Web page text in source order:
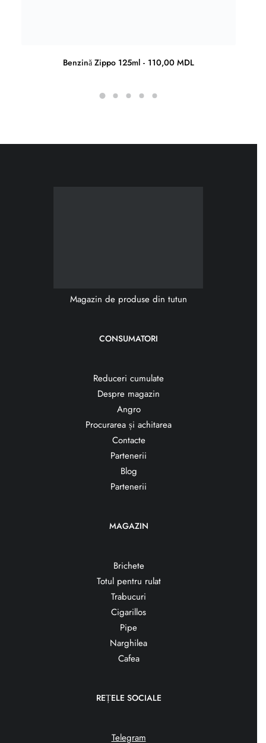
Benzină Zippo 125ml 110,00 MDL
Magazin de produse din tutun
CONSUMATORI
Reduceri cumulate
Despre magazin
Angro
Procurarea și achitarea
Contacte
Partenerii
Blog
Partenerii
MAGAZIN
Brichete
Totul pentru rulat
Trabucuri
Cigarillos
Pipe
Narghilea
Cafea
REȚELE SOCIALE
Telegram